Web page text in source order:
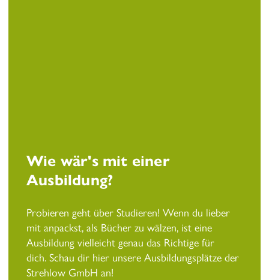
Wie wär's mit einer
Ausbildung?
Probieren geht über Studieren! Wenn du lieber
mit anpackst, als Bücher zu wälzen, ist eine
Ausbildung vielleicht genau das Richtige für
dich. Schau dir hier unsere Ausbildungsplätze der
Strehlow GmbH an!